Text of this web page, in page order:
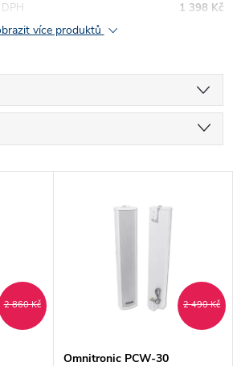
1 398 Kč
více produktů
2 860 Kč 2 490 Kč
Omnitronic PCW-30